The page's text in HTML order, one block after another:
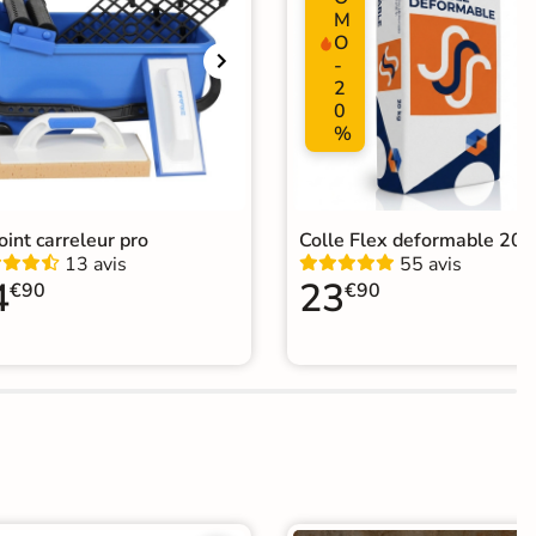
CE
imitation metal | Faïence design
salle de bain grand format
Carrelage Bleu |
30x60 cm| Carrelage sol cuisine
salon moderne
Carrelage Chambre|
WC
carreleur pro
13 avis
€90
M
O
-
2
0
%
Colle Flex deformable
55 avis
23€90